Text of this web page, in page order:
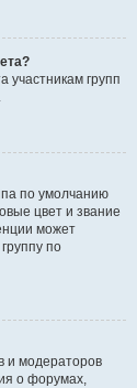
участникам групп
по умолчанию
цвет и звание
может
по
и модераторов
о форумах,